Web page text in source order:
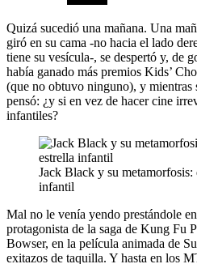
Quizá sucedió una mañana. Una
giró en su cama -no hacia el lado
tiene su vesícula-, se despertó y, de
había ganado más premios Kids’
(que no obtuvo ninguno), y mientras
pensó: ¿y si en vez de hacer cine
infantiles?
Jack Black y su metamorfosis:
infantil
Mal no le venía yendo prestándole
protagonista de la saga de Kung Fu
Bowser, en la película animada de
exitazos de taquilla. Y hasta en los